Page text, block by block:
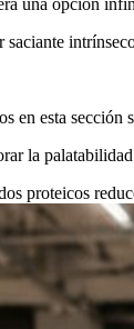
una opción
en esta
la
proteicos